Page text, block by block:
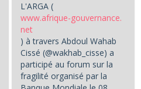
L'ARGA (
www.afrique-gouvernance.
net
) à travers Abdoul Wahab
Cissé (@wakhab_cisse) a
participé au forum sur la
fragilité organisé par la